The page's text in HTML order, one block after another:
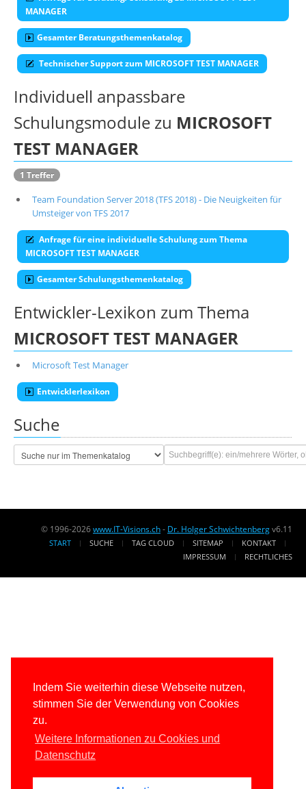
Indem Sie weiterhin diese Webseite nutzen,
stimmen Sie der Verwendung von Cookies
zu.
Weitere Informationen zu Cookies und
Datenschutz
MANAGER
Gesamter Beratungsthemenkatalog
Technischer Support zum MICROSOFT TEST MANAGER
Individuell anpassbare
Schulungsmodule zu MICROSOFT
TEST MANAGER
1 Treffer
Team Foundation Server 2018 (TFS 2018) - Die Neuigkeiten für
Umsteiger von TFS 2017
Anfrage für eine individuelle Schulung zum Thema
MICROSOFT TEST MANAGER
Gesamter Schulungsthemenkatalog
Entwickler-Lexikon zum Thema
MICROSOFT TEST MANAGER
Microsoft Test Manager
Entwicklerlexikon
Suche
© 1996-2026www.IT-Visions.ch- Dr. Holger Schwichtenbergv6.11
START SUCHE TAG CLOUD SITEMAP
KONTAKT
IMPRESSUM
RECHTLICHES